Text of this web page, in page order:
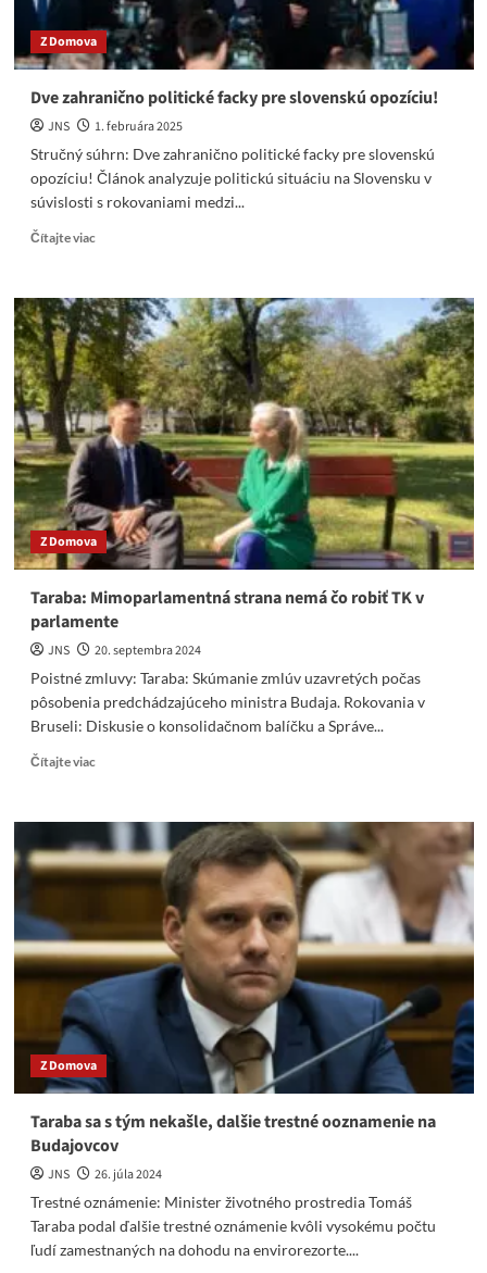
Z Domova
Dve zahranično politické facky pre slovenskú opozíciu!
JNS
1. februára 2025
Stručný súhrn: Dve zahranično politické facky pre slovenskú
opozíciu! Článok analyzuje politickú situáciu na Slovensku v
súvislosti s rokovaniami medzi...
Čítajte viacRead
Dve
zahranično
politické
facky
pre
slovenskú
opozíciu!
Z Domova
Taraba: Mimoparlamentná strana nemá čo robiť TK v
parlamente
JNS
20. septembra 2024
Poistné zmluvy: Taraba: Skúmanie zmlúv uzavretých počas
pôsobenia predchádzajúceho ministra Budaja. Rokovania v
Bruseli: Diskusie o konsolidačnom balíčku a Správe...
Čítajte viacRead
Taraba:
Mimoparlamentná
strana
robiť
TK
v
parlamente
Z Domova
Taraba sa s tým nekašle, dalšie trestné ooznamenie na
Budajovcov
JNS
26. júla 2024
Trestné oznámenie: Minister životného prostredia Tomáš
Taraba podal ďalšie trestné oznámenie kvôli vysokému počtu
ľudí zamestnaných na dohodu na envirorezorte....